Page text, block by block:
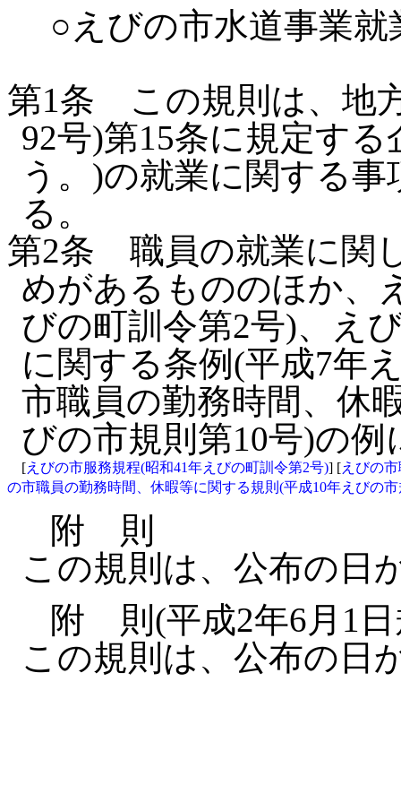
○えびの市水道事業就
第1条 この規則は、地
92号)第15条に規定す
う。)の就業に関する
る。
第2条 職員の就業に関
めがあるもののほか、
びの町訓令第2号)、え
に関する条例(平成7年
市職員の勤務時間、休
びの市規則第10号)の例
[えびの市服務規程(昭和41年えびの町訓令第2号)] [えびの
の市職員の勤務時間、休暇等に関する規則(平成10年えびの
附 則
この規則は、公布の日
附 則(平成2年6月1日
この規則は、公布の日